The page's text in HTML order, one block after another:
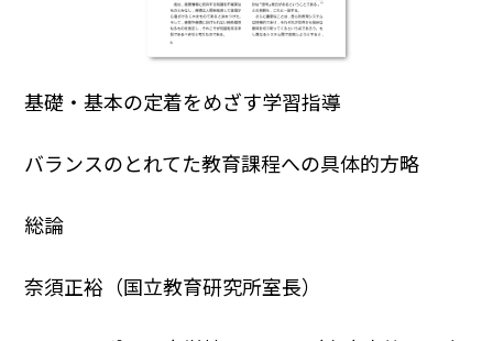
基礎・基本の定着をめざす学習指導
バランスのとれてた教育課程への具体的方略
総論
奈須正裕（国立教育研究所室長）